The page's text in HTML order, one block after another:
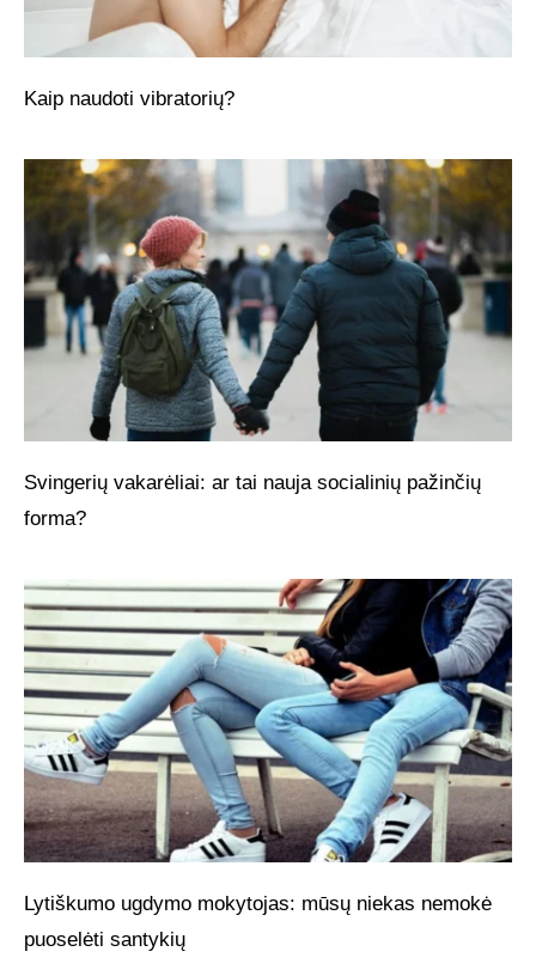
Kaip naudoti vibratorių?
Svingerių vakarėliai: ar tai nauja socialinių pažinčių
forma?
Lytiškumo ugdymo mokytojas: mūsų niekas nemokė
puoselėti santykių